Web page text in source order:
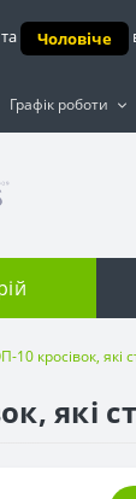
та Чоловіче
Графік роботи
10 кросівок, які
які